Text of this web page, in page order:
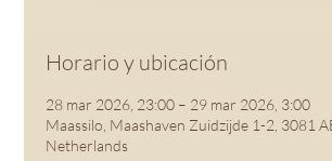
Horario y ubicación
28 mar 2026, 23:00 – 29 mar 2026, 3:00
Maassilo, Maashaven Zuidzijde 1-2, 3081
Netherlands